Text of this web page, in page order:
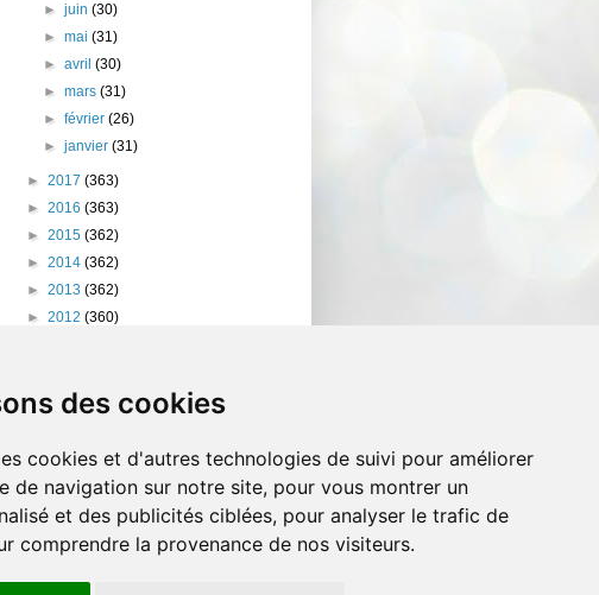
des cookies
cookies et d'autres technologies de suivi pour améliorer
de navigation sur notre site, pour vous montrer un
et des publicités ciblées, pour analyser le trafic de
comprendre la provenance de nos visiteurs.
►juin(30)
►mai(31)
►avril(30)
►mars(31)
►février(26)
►janvier(31)
► 2017 (363)
► 2016 (363)
► 2015 (362)
► 2014 (362)
► 2013 (362)
► 2012 (360)